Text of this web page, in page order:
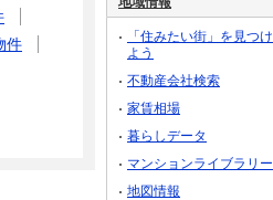
件
「住みたい街」を見つけ
よう
不動産会社検索
家賃相場
暮らしデータ
マンションライブラリー
地図情報